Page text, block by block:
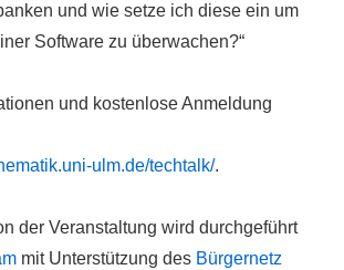
und wie setze ich diese ein um
Software zu überwachen?“
und kostenlose Anmeldung
ulm.de/techtalk/.
der Veranstaltung wird durchgeführt
mit Unterstützung des Bürgernetz